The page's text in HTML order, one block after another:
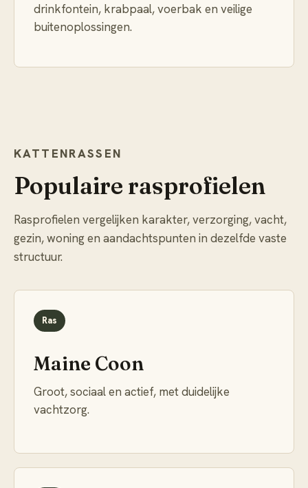
drinkfontein, krabpaal, voerbak en veilige
buitenoplossingen.
KATTENRASSEN
Populaire rasprofielen
Rasprofielen vergelijken karakter, verzorging, vacht,
gezin, woning en aandachtspunten in dezelfde vaste
structuur.
Ras
Maine Coon
Groot, sociaal en actief, met duidelijke
vachtzorg.